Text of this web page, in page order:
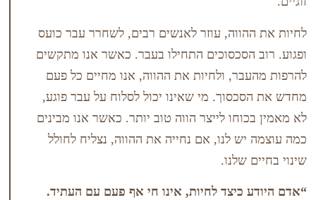
עוזר לאנשים רבים, לשחרר עבר כועס
התחילו בעבר. כאשר אנו מתקשים
ולחיות את ההווה, אנו מחיים כל פעם
מי שאינו יכול לסלוח על עבר פוגע,
לייצר הווה טוב יותר. כאשר אנו מבינים
לנו, אם נחייה את ההווה, נצליח לחולל
כיצד לחיות, אינו חי אף פעם עם העתיד.